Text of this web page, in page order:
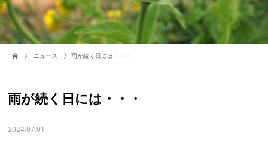
ニュース 雨が続く日には・・・
雨が続く日には・・・
2024.07.01